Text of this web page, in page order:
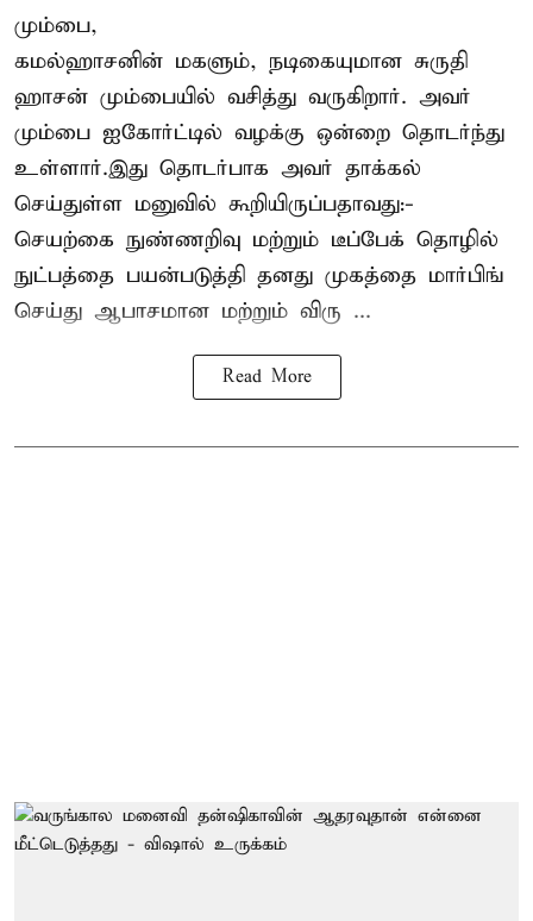
மும்பை,
கமல்ஹாசனின் மகளும், நடிகையுமான சுருதி
ஹாசன் மும்பையில் வசித்து வருகிறார். அவர்
மும்பை ஐகோர்ட்டில் வழக்கு ஒன்றை தொடர்ந்து
உள்ளார்.இது தொடர்பாக அவர் தாக்கல்
செய்துள்ள மனுவில் கூறியிருப்பதாவது:-
செயற்கை நுண்ணறிவு மற்றும் டீப்பேக் தொழில்
நுட்பத்தை பயன்படுத்தி தனது முகத்தை மார்பிங்
செய்து ஆபாசமான மற்றும் விரு ...
Read More